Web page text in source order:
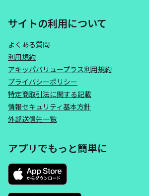
サイトの利用について
よくある質問
利用規約
アキッパバリュープラス利用規約
プライバシーポリシー
特定商取引法に関する記載
情報セキュリティ基本方針
外部送信先一覧
アプリでもっと簡単に